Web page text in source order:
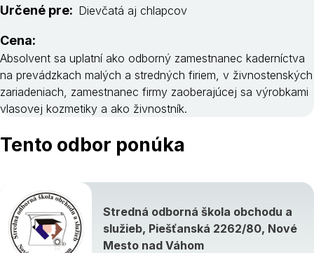
Určené pre: Dievčatá aj chlapcov
Cena:
Absolvent sa uplatní ako odborný zamestnanec kaderníctva
na prevádzkach malých a stredných firiem, v živnostenských
zariadeniach, zamestnanec firmy zaoberajúcej sa výrobkami
vlasovej kozmetiky a ako živnostník.
Tento odbor ponúka
Stredná odborná škola obchodu a
služieb, Piešťanská 2262/80, Nové
Mesto nad Váhom